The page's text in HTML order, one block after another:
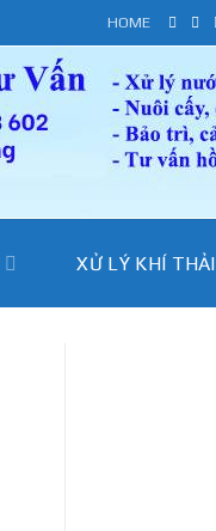
HOME
XỬ LÝ KHÍ THẢI